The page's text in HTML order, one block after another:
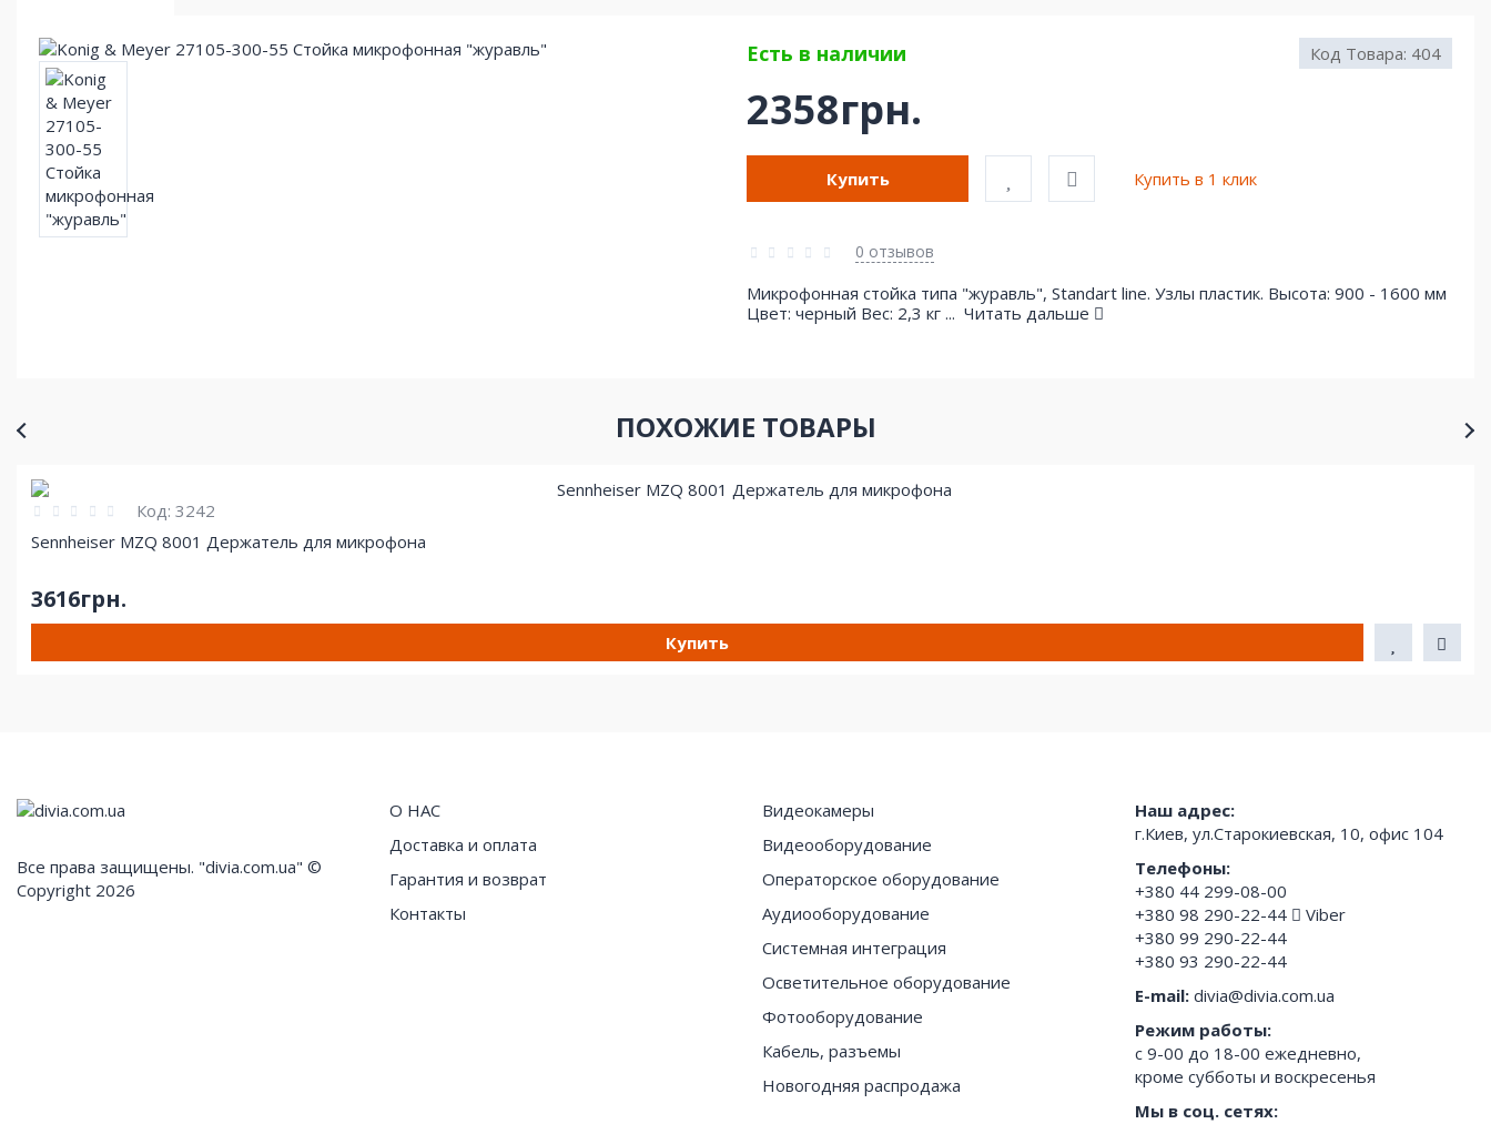
Есть в наличии Код Товара: 404
2358грн.
Купить Купить в 1 клик
0 отзывов
Микрофонная стойка типа "журавль", Standart line. Узлы пластик. Высота: 900 - 1600 мм
Цвет: черный Вес: 2,3 кг ... Читать дальше
ПОХОЖИЕ ТОВАРЫ
Код: 3242
Sennheiser MZQ 8001 Держатель для микрофона
3616грн.
Купить
Все права защищены. "divia.com.ua" ©
Copyright 2026
О НАС
Доставка и оплата
Гарантия и возврат
Контакты
Видеокамеры
Видеооборудование
Операторское оборудование
Аудиооборудование
Системная интеграция
Осветительное оборудование
Фотооборудование
Кабель, разъемы
Новогодняя распродажа
Наш адрес:
г.Киев, ул.Старокиевская, 10, офис 104
Телефоны:
+380 44 299-08-00
+380 98 290-22-44
Viber
+380 99 290-22-44
+380 93 290-22-44
E-mail: divia@divia.com.ua
Режим работы:
с 9-00 до 18-00 ежедневно,
кроме субботы и воскресенья
Мы в соц. сетях: